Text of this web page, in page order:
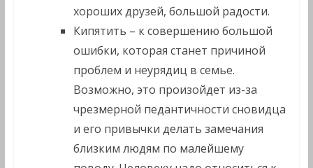
хороших друзей, большой радости.
Кипятить – к совершению большой
ошибки, которая станет причиной
проблем и неурядиц в семье.
Возможно, это произойдет из-за
чрезмерной педантичности сновидца
и его привычки делать замечания
близким людям по малейшему